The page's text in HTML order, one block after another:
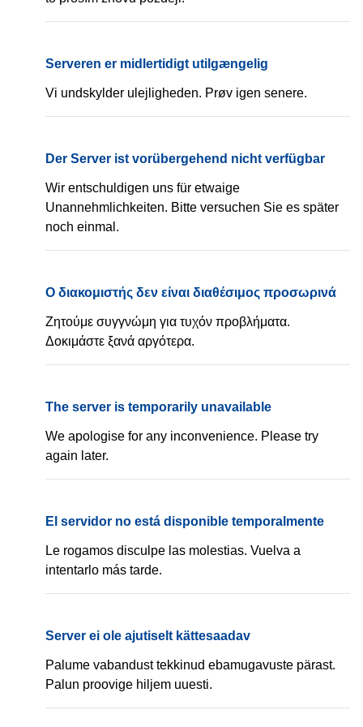
Omlouváme se za způsobené nepříjemnosti. Zkuste
to prosím znovu později.
Serveren er midlertidigt utilgængelig
Vi undskylder ulejligheden. Prøv igen senere.
Der Server ist vorübergehend nicht verfügbar
Wir entschuldigen uns für etwaige
Unannehmlichkeiten. Bitte versuchen Sie es später
noch einmal.
Ο διακομιστής δεν είναι διαθέσιμος προσωρινά
Ζητούμε συγγνώμη για τυχόν προβλήματα.
Δοκιμάστε ξανά αργότερα.
The server is temporarily unavailable
We apologise for any inconvenience. Please try
again later.
El servidor no está disponible temporalmente
Le rogamos disculpe las molestias. Vuelva a
intentarlo más tarde.
Server ei ole ajutiselt kättesaadav
Palume vabandust tekkinud ebamugavuste pärast.
Palun proovige hiljem uuesti.